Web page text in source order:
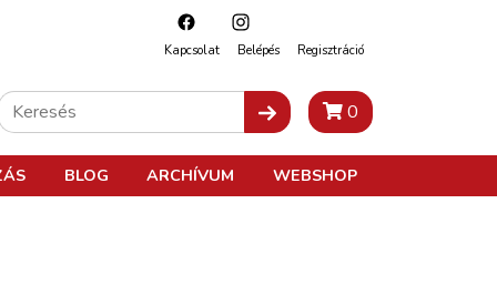
Kapcsolat Belépés Regisztráció
0
BLOG ARCHÍVUM WEBSHOP